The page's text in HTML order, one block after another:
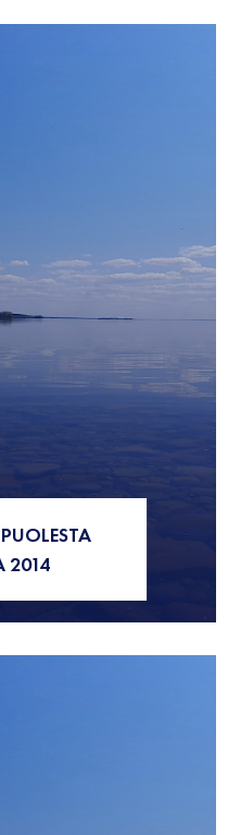
2014